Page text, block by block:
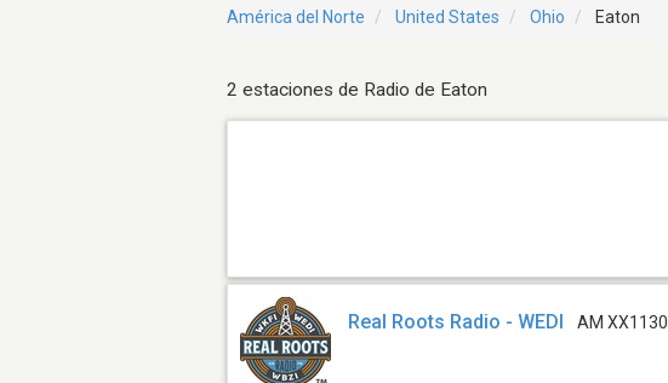
América del Norte United States Ohio Eaton
2 estaciones de Radio de Eaton
Real Roots Radio - WEDI AM XX1130